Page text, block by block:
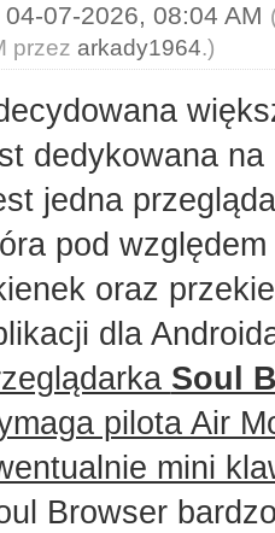
04-07-2026, 08:04 AM
przez arkady1964.)
dedykowana
jedna
pod
oraz
dla
Soul
pilota Air
mini
Browser